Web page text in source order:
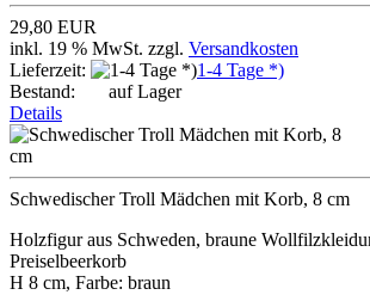
29,80 EUR
inkl. 19 % MwSt. zzgl. Versandkosten
Lieferzeit:
1-4 Tage *)
Bestand:
auf Lager
Details
Schwedischer Troll Mädchen mit Korb, 8 cm
Holzfigur aus Schweden, braune
Preiselbeerkorb
H 8 cm, Farbe: braun